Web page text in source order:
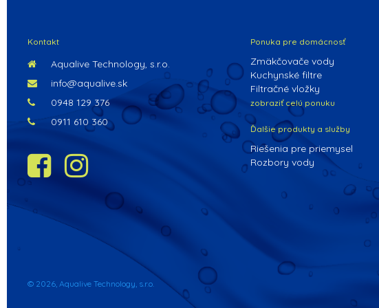
Kontakt
Aqualive Technology, s.r.o.
info@aqualive.sk
0948 129 376
0911 610 360
Ponuka pre domácnosť
Zmäkčovače vody
Kuchynské filtre
Filtračné vložky
zobraziť celú ponuku
Ďalšie produkty a služby
Riešenia pre priemysel
Rozbory vody
© 2026, Aqualive Technology, s.r.o.